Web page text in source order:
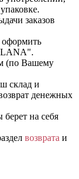
заказов
оформить
(по Вашему
склад и
денежных
на себя
возврата и